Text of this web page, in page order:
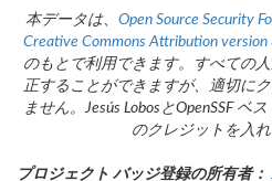
本データは、 Open Source Security
Creative Commons Attribution
のもとで利用できます。すべての
正することができますが、適切に
ません。Jesús LobosとOpenSSF ベ
のクレジットを入れ
プロジェクト バッジ登録の所有者：